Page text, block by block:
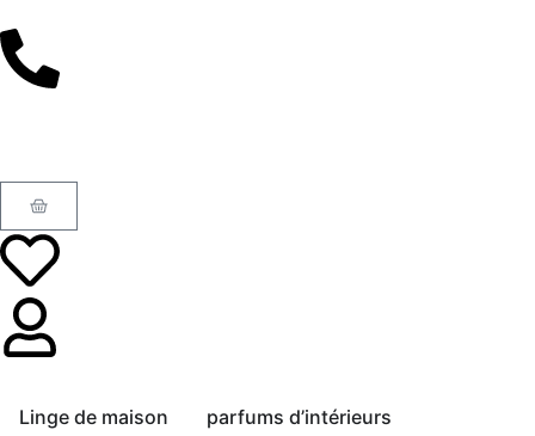
Linge de maison
parfums d’intérieurs